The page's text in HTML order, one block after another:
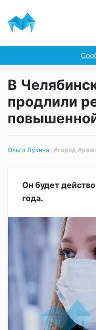
В
продлили
Ольга Лукина #город
Он будет
года.